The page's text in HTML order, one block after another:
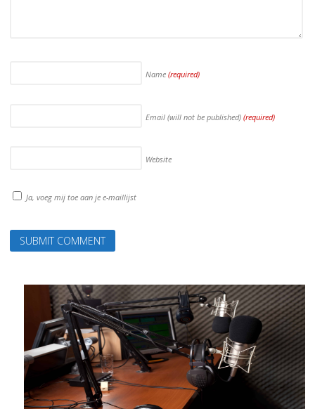
Name (required)
Email (will not be published) (required)
Website
Ja, voeg mij toe aan je e-maillijst